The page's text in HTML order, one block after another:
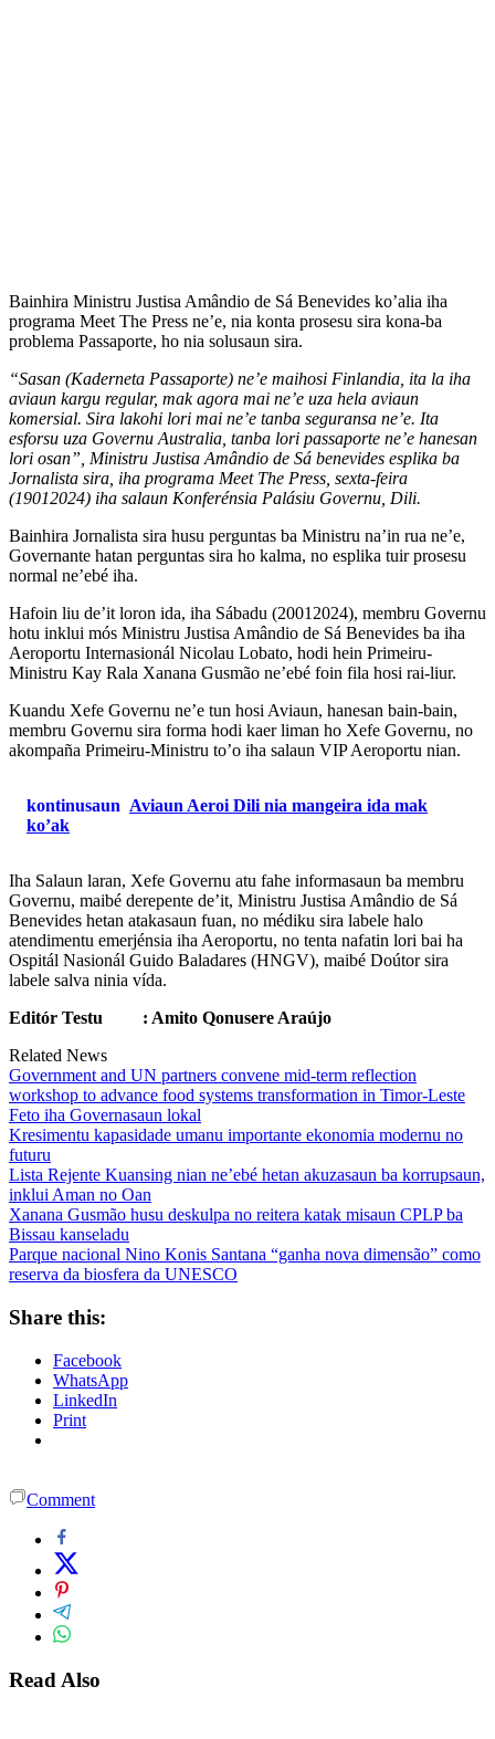
Bainhira Ministru Justisa Amândio de Sá Benevides ko’alia iha
programa Meet The Press ne’e, nia konta prosesu sira kona-ba
problema Passaporte, ho nia solusaun sira.
“Sasan (Kaderneta Passaporte) ne’e maihosi Finlandia, ita la iha
aviaun kargu regular, mak agora mai ne’e uza hela aviaun
komersial. Sira lakohi lori mai ne’e tanba seguransa ne’e. Ita
esforsu uza Governu Australia, tanba lori passaporte ne’e hanesan
lori osan”, Ministru Justisa Amândio de Sá benevides esplika ba
Jornalista sira, iha programa Meet The Press, sexta-feira
(19012024) iha salaun Konferénsia Palásiu Governu, Dili.
Bainhira Jornalista sira husu perguntas ba Ministru na’in rua ne’e,
Governante hatan perguntas sira ho kalma, no esplika tuir prosesu
normal ne’ebé iha.
Hafoin liu de’it loron ida, iha Sábadu (20012024), membru Governu
hotu inklui mós Ministru Justisa Amândio de Sá Benevides ba iha
Aeroportu Internasionál Nicolau Lobato, hodi hein Primeiru-
Ministru Kay Rala Xanana Gusmão ne’ebé foin fila hosi rai-liur.
Kuandu Xefe Governu ne’e tun hosi Aviaun, hanesan bain-bain,
membru Governu sira forma hodi kaer liman ho Xefe Governu, no
akompaña Primeiru-Ministru to’o iha salaun VIP Aeroportu nian.
kontinusaun Aviaun Aeroi Dili nia mangeira ida mak
ko’ak
Iha Salaun laran, Xefe Governu atu fahe informasaun ba membru
Governu, maibé derepente de’it, Ministru Justisa Amândio de Sá
Benevides hetan atakasaun fuan, no médiku sira labele halo
atendimentu emerjénsia iha Aeroportu, no tenta nafatin lori bai ha
Ospitál Nasionál Guido Baladares (HNGV), maibé Doútor sira
labele salva ninia vída.
Editór Testu : Amito Qonusere Araújo
Related News
Government and UN partners convene mid-term reflection
workshop to advance food systems transformation in Timor-Leste
Feto iha Governasaun lokal
Kresimentu kapasidade umanu importante ekonomia modernu no
futuru
Lista Rejente Kuansing nian ne’ebé hetan akuzasaun ba korrupsaun,
inklui Aman no Oan
Xanana Gusmão husu deskulpa no reitera katak misaun CPLP ba
Bissau kanseladu
Parque nacional Nino Konis Santana “ganha nova dimensão” como
reserva da biosfera da UNESCO
Share this:
Facebook
WhatsApp
LinkedIn
Print
Comment
Read Also